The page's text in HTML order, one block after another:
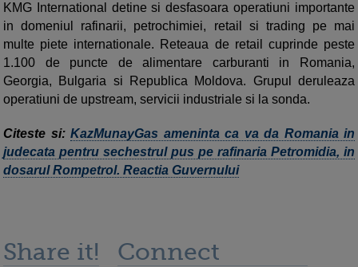
KMG International detine si desfasoara operatiuni importante
in domeniul rafinarii, petrochimiei, retail si trading pe mai
multe piete internationale. Reteaua de retail cuprinde peste
1.100 de puncte de alimentare carburanti in Romania,
Georgia, Bulgaria si Republica Moldova. Grupul deruleaza
operatiuni de upstream, servicii industriale si la sonda.
Citeste si: KazMunayGas ameninta ca va da Romania in
judecata pentru sechestrul pus pe rafinaria Petromidia, in
dosarul Rompetrol. Reactia Guvernului
Share it! Connect